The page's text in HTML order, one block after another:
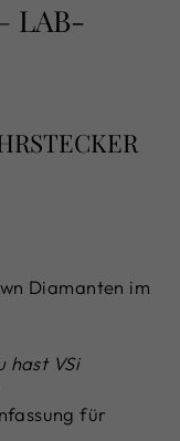
LAB-
Diamanten im
hast VSi
für